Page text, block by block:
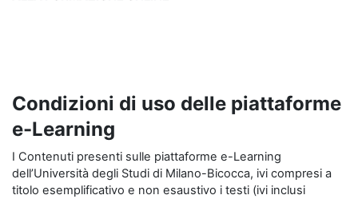
Condizioni di uso delle piattaforme
e-Learning
I Contenuti presenti sulle piattaforme e-Learning
dell’Università degli Studi di Milano-Bicocca, ivi compresi a
titolo esemplificativo e non esaustivo i testi (ivi inclusi